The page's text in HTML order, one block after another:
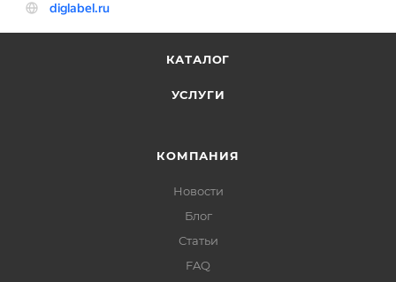
КАТАЛОГ
УСЛУГИ
КОМПАНИЯ
Новости
Блог
Статьи
FAQ